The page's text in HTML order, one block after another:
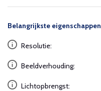
Belangrijkste eigenschappen
Resolutie:
Beeldverhouding:
Lichtopbrengst: